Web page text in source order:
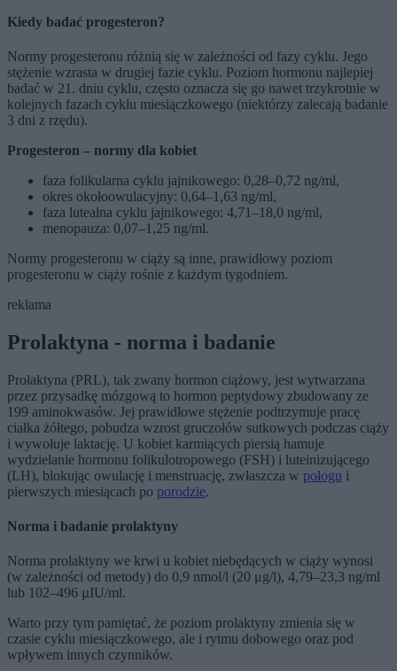
Kiedy badać progesteron?
Normy progesteronu różnią się w zależności od fazy cyklu. Jego
stężenie wzrasta w drugiej fazie cyklu. Poziom hormonu najlepiej
badać w 21. dniu cyklu, często oznacza się go nawet trzykrotnie w
kolejnych fazach cyklu miesiączkowego (niektórzy zalecają badanie
3 dni z rzędu).
Progesteron – normy dla kobiet
faza folikularna cyklu jajnikowego: 0,28–0,72 ng/ml,
okres okołoowulacyjny: 0,64–1,63 ng/ml,
faza lutealna cyklu jajnikowego: 4,71–18,0 ng/ml,
menopauza: 0,07–1,25 ng/ml.
Normy progesteronu w ciąży są inne, prawidłowy poziom
progesteronu w ciąży rośnie z każdym tygodniem.
reklama
Prolaktyna - norma i badanie
Prolaktyna (PRL), tak zwany hormon ciążowy, jest wytwarzana
przez przysadkę mózgową to hormon peptydowy zbudowany ze
199 aminokwasów. Jej prawidłowe stężenie podtrzymuje pracę
ciałka żółtego, pobudza wzrost gruczołów sutkowych podczas ciąży
i wywołuje laktację. U kobiet karmiących piersią hamuje
wydzielanie hormonu folikulotropowego (FSH) i luteinizującego
(LH), blokując owulację i menstruację, zwłaszcza w połogu i
pierwszych miesiącach po porodzie.
Norma i badanie prolaktyny
Norma prolaktyny we krwi u kobiet niebędących w ciąży wynosi
(w zależności od metody) do 0,9 nmol/l (20 μg/l), 4,79–23,3 ng/ml
lub 102–496 µIU/ml.
Warto przy tym pamiętać, że poziom prolaktyny zmienia się w
czasie cyklu miesiączkowego, ale i rytmu dobowego oraz pod
wpływem innych czynników.